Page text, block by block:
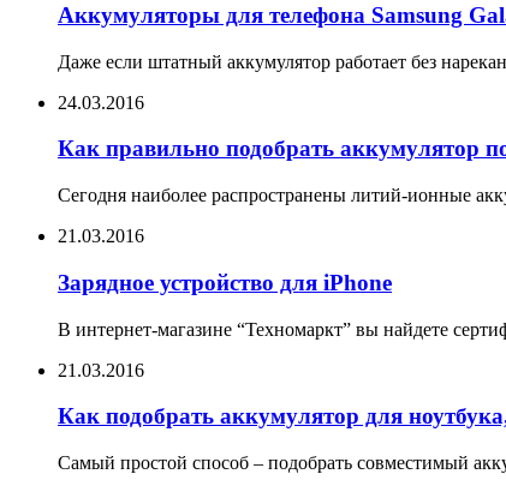
Аккумуляторы для телефона Samsung
Даже если штатный аккумулятор работает без
24.03.2016
Как правильно подобрать аккумулятор
Сегодня наиболее распространены литий-ионные
21.03.2016
Зарядное устройство для iPhone
В интернет-магазине “Техномаркт” вы найдете
21.03.2016
Как подобрать аккумулятор для
Самый простой способ – подобрать совместимый